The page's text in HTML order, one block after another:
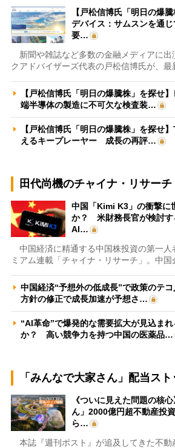
【戸松信博氏「明日の爆
デバイス：サムスンを通
要…
新聞や雑誌など多数の金融メディアに出
クアドバイザーズ代表の戸松信博氏が、最
【戸松信博氏「明日の爆騰株」を探せ
端半導体の製造に不可欠な検査装…
【戸松信博氏「明日の爆騰株」を探せ
えるキープレーヤー 成長の再評…
田代尚機のチャイナ・リサーチ
中国「Kimi K3」の衝撃に
か？ 米財務長官が検討す
AI…
中国経済に精通する中国株投資の第一人
ミアム連載「チャイナ・リサーチ」。中国
中国経済“予想外の低成長”で政策のテ
方針の修正で成長加速が予想さ…
“AI革命”で爆発的な需要拡大が見込ま
か？ 高い競争力を持つ中国の医薬品…
「みんなで大家さん」配当ス
《ついに見えた問題の核
ん」2000億円超不動産投
ら…
本誌『週刊ポスト』が追及してきた不動